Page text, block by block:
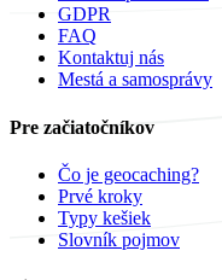
GDPR
FAQ
Kontaktuj nás
Mestá a samosprávy
Pre začiatočníkov
Čo je geocaching?
Prvé kroky
Typy kešiek
Slovník pojmov